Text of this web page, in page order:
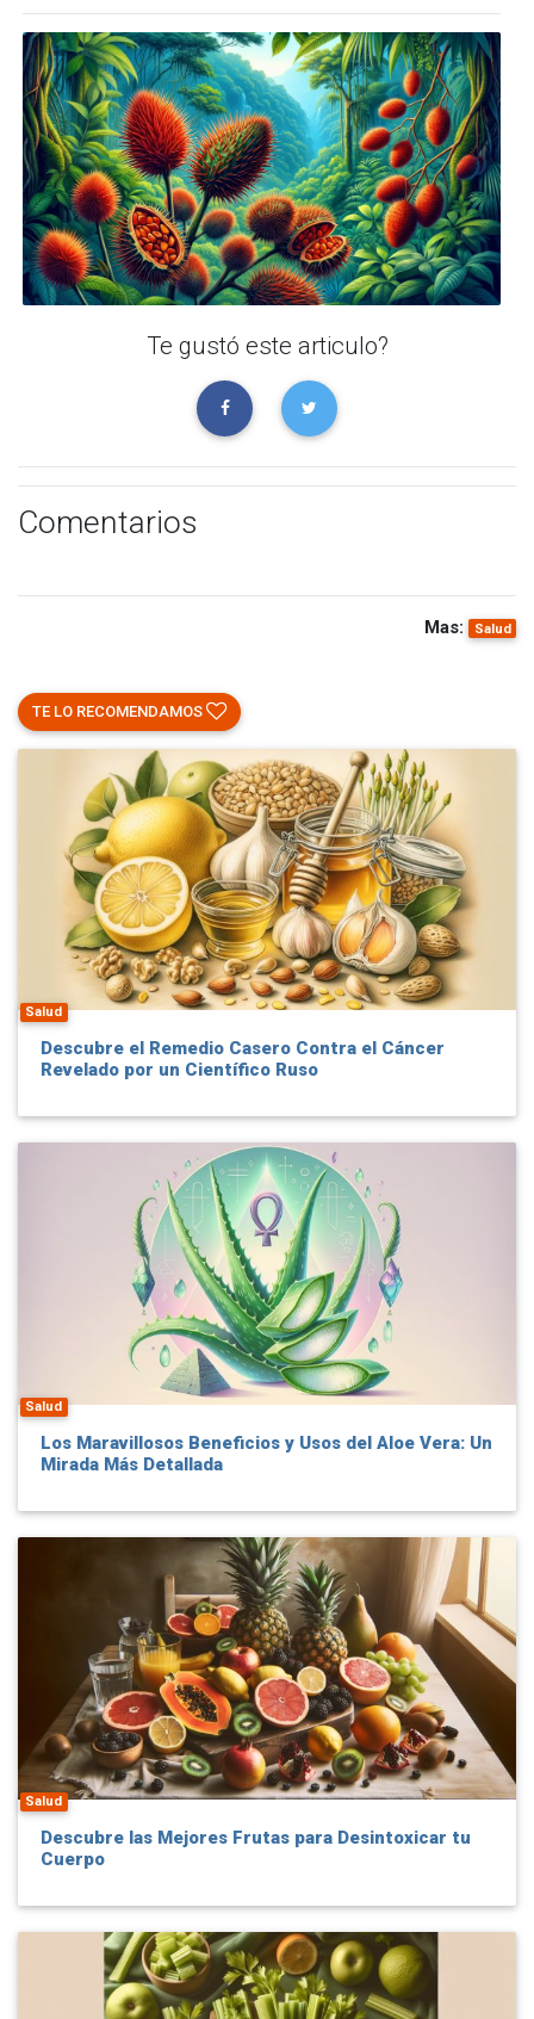
Te gustó este articulo?
Comentarios
Mas: Salud
TE LO RECOMENDAMOS
Salud
Descubre el Remedio Casero Contra el Cáncer
Revelado por un Científico Ruso
Salud
Los Maravillosos Beneficios y Usos del Aloe Vera: Un
Mirada Más Detallada
Salud
Descubre las Mejores Frutas para Desintoxicar tu
Cuerpo